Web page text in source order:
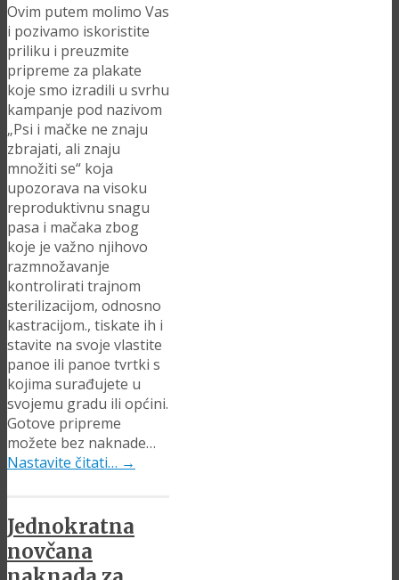
Ovim putem molimo Vas
i pozivamo iskoristite
priliku i preuzmite
pripreme za plakate
koje smo izradili u svrhu
kampanje pod nazivom
„Psi i mačke ne znaju
zbrajati, ali znaju
množiti se“ koja
upozorava na visoku
reproduktivnu snagu
pasa i mačaka zbog
koje je važno njihovo
razmnožavanje
kontrolirati trajnom
sterilizacijom, odnosno
kastracijom., tiskate ih i
stavite na svoje vlastite
panoe ili panoe tvrtki s
kojima surađujete u
svojemu gradu ili općini.
Gotove pripreme
možete bez naknade…
Nastavite čitati… →
Jednokratna
novčana